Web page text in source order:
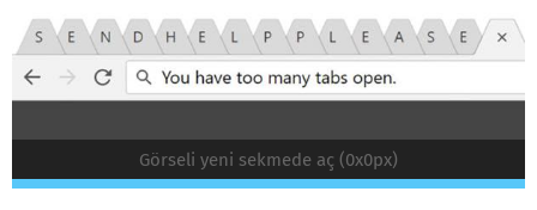
Görseli yeni sekmede aç (0x0px)